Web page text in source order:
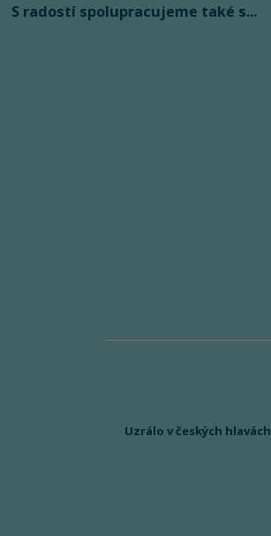
S radostí spolupracujeme také s...
Uzrálo v českých hlavách